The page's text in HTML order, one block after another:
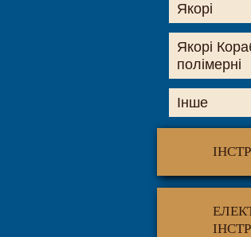
Якорі
Якорі
полімерні
Інше